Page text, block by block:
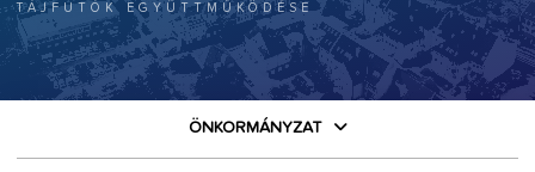
TÁJFUTÓK EGYÜTTMŰKÖDÉSE
ÖNKORMÁNYZAT